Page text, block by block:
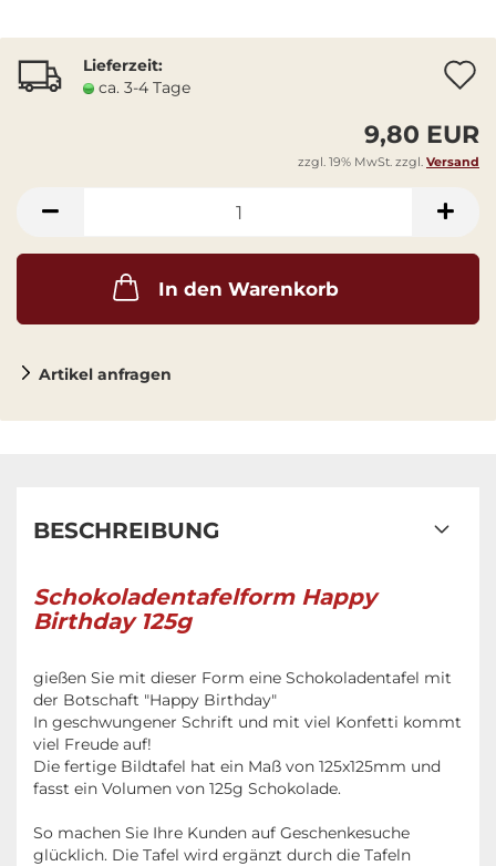
Lieferzeit:
ca. 3-4 Tage
9,80 EUR
zzgl. 19% MwSt. zzgl. Versand
In den Warenkorb
Artikel anfragen
BESCHREIBUNG
Schokoladentafelform Happy
Birthday 125g
gießen Sie mit dieser Form eine Schokoladentafel mit
der Botschaft "Happy Birthday"
In geschwungener Schrift und mit viel Konfetti kommt
viel Freude auf!
Die fertige Bildtafel hat ein Maß von 125x125mm und
fasst ein Volumen von 125g Schokolade.
So machen Sie Ihre Kunden auf Geschenkesuche
glücklich. Die Tafel wird ergänzt durch die Tafeln